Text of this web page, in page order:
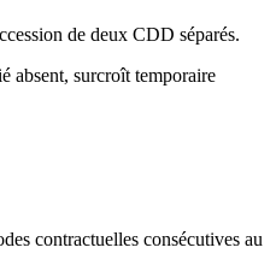
de deux CDD séparés.
absent, surcroît temporaire
contractuelles consécutives au